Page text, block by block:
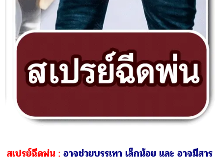
จี้ความเย็น / ยิงเลเซอร์ :สามารถทำได้ แต่การโป่งพอง